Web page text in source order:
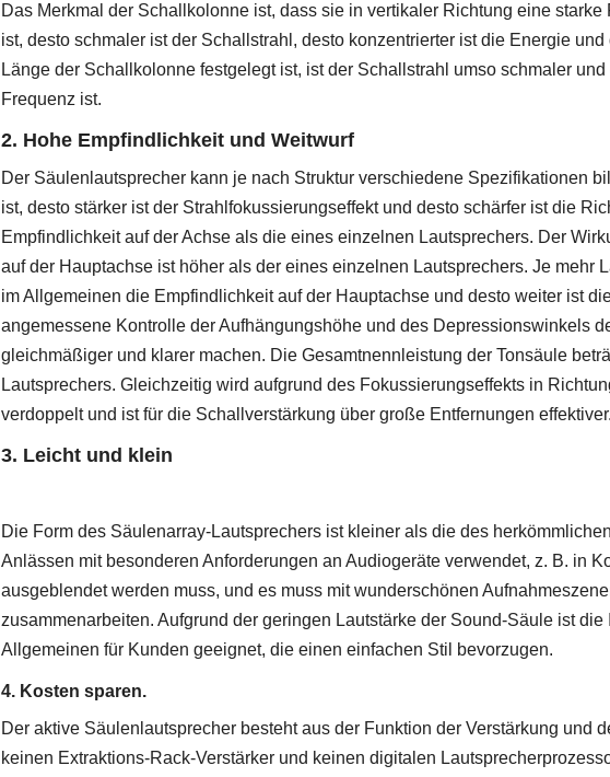
Das Merkmal der Schallkolonne ist, dass sie in vertikaler Richtung eine
ist, desto schmaler ist der Schallstrahl, desto konzentrierter ist die Energie
Länge der Schallkolonne festgelegt ist, ist der Schallstrahl umso schmaler
Frequenz ist.
2. Hohe Empfindlichkeit und Weitwurf
Der Säulenlautsprecher kann je nach Struktur verschiedene Spezifikationen
ist, desto stärker ist der Strahlfokussierungseffekt und desto schärfer ist die
Empfindlichkeit auf der Achse als die eines einzelnen Lautsprechers. Der
auf der Hauptachse ist höher als der eines einzelnen Lautsprechers. Je mehr
im Allgemeinen die Empfindlichkeit auf der Hauptachse und desto weiter ist
angemessene Kontrolle der Aufhängungshöhe und des Depressionswinkels
gleichmäßiger und klarer machen. Die Gesamtnennleistung der Tonsäule
Lautsprechers. Gleichzeitig wird aufgrund des Fokussierungseffekts in
verdoppelt und ist für die Schallverstärkung über große Entfernungen effektiver.
3. Leicht und klein
Die Form des Säulenarray-Lautsprechers ist kleiner als die des
Anlässen mit besonderen Anforderungen an Audiogeräte verwendet, z. B. in
ausgeblendet werden muss, und es muss mit wunderschönen
zusammenarbeiten. Aufgrund der geringen Lautstärke der Sound-Säule ist
Allgemeinen für Kunden geeignet, die einen einfachen Stil bevorzugen.
4. Kosten sparen.
Der aktive Säulenlautsprecher besteht aus der Funktion der Verstärkung und
keinen Extraktions-Rack-Verstärker und keinen digitalen